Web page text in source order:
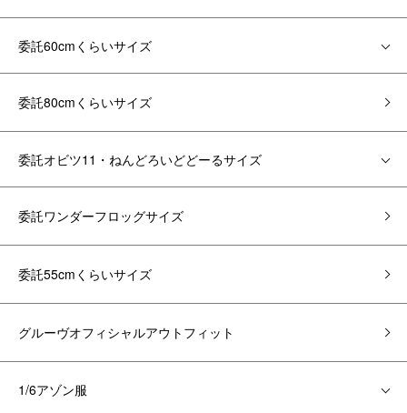
委託60cmくらいサイズ
委託80cmくらいサイズ
委託オビツ11・ねんどろいどどーるサイズ
委託ワンダーフロッグサイズ
委託55cmくらいサイズ
グルーヴオフィシャルアウトフィット
1/6アゾン服